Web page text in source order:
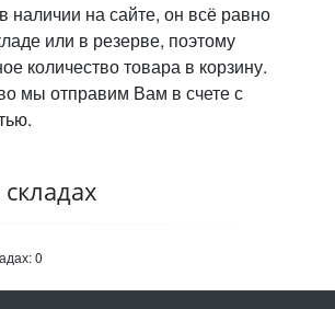
наличии на сайте, он всё равно
или в резерве, поэтому
количество товара в корзину.
мы отправим Вам в счете с
0